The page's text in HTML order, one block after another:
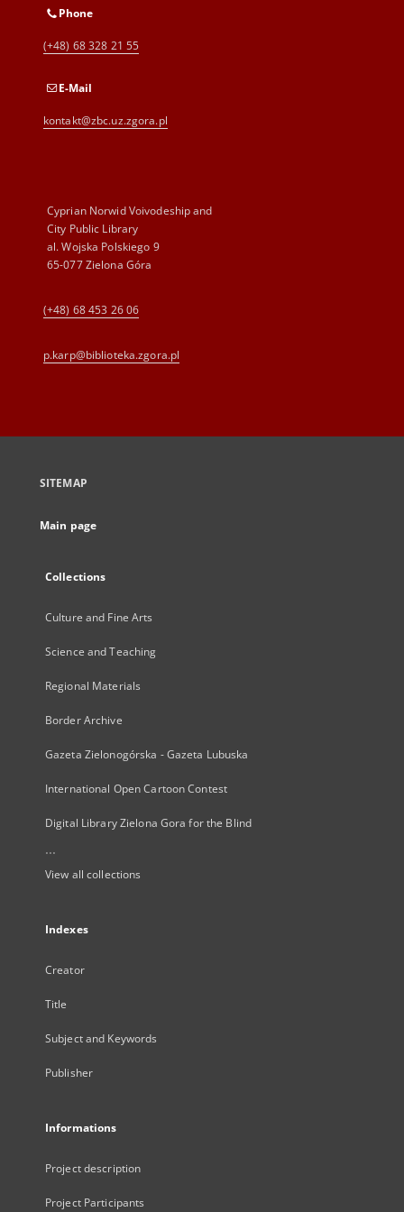
Phone
(+48) 68 328 21 55
E-Mail
kontakt@zbc.uz.zgora.pl
Cyprian Norwid Voivodeship and
City Public Library
al. Wojska Polskiego 9
65-077 Zielona Góra
(+48) 68 453 26 06
p.karp@biblioteka.zgora.pl
SITEMAP
Main page
Collections
Culture and Fine Arts
Science and Teaching
Regional Materials
Border Archive
Gazeta Zielonogórska - Gazeta Lubuska
International Open Cartoon Contest
Digital Library Zielona Gora for the Blind
...
View all collections
Indexes
Creator
Title
Subject and Keywords
Publisher
Informations
Project description
Project Participants